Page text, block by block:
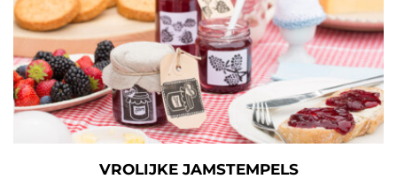
VROLIJKE JAMSTEMPELS